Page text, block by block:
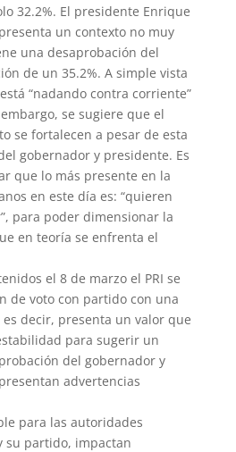
32.2%. El presidente Enrique
un contexto no muy
una desaprobación del
de un 35.2%. A simple vista
“nadando contra corriente”
se sugiere que el
se fortalecen a pesar de esta
gobernador y presidente. Es
que lo más presente en la
en este día es: “quieren
para poder dimensionar la
en teoría se enfrenta el
el 8 de marzo el PRI se
de voto con partido con una
decir, presenta un valor que
para sugerir un
del gobernador y
advertencias
para las autoridades
su partido, impactan